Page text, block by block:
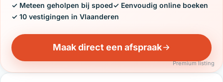
✓ Meteen geholpen bij spoed✓ Eenvoudig online boeken
✓ 10 vestigingen in Vlaanderen
Maak direct een afspraak
Premium listing